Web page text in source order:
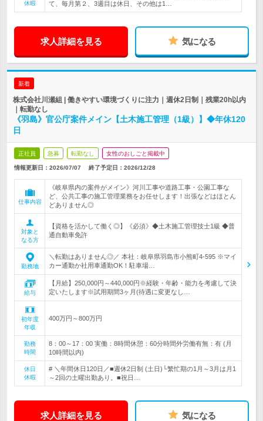
休暇
て、毎月第２、3週目は休日、その他は1…
求人詳細を見る 気になる
新着
株式会社川瀬組 | 働きやすい環境づくりに注力｜週休2日制｜残業20h以内
｜転勤なし
《羽島》官公庁案件メイン【土木施工管理（1級）】◆年休120
日
正社員 急募 転勤なし 女性のおしごと掲載中
情報更新日：2026/07/07 終了予定日： 2026/12/28
仕事内容
《岐阜県内の案件がメイン》河川工事や道路工事・公園工事な
ど、公共工事の施工管理業務をお任せします！出張などはほとん
どありません◎
対象と
なる方
【資格を活かして働く◎】《必須》◆土木施工管理技士1級 ◆普
通自動車免許
勤務地
＼転勤はありません◎／ 本社：岐阜県羽島市小熊町4-595 ※マイ
カー通勤か社用車通勤OK！駐車場…
給与
【月給】250,000円～440,000円※経験・年齢・能力を考慮して決
定いたします※試用期間3ヶ月(待遇に変更なし…
初年度
年収
400万円～800万円
勤務
時間
8：00～17：00 実働：8時間休憩：60分時間外労働有無：有 (月
10時間以内)
休日
休暇
# ＼年間休日120日／■週休2日制 (土日)└繁忙期の1月～3月は月1
～2回の土曜出勤あり。■祝日…
求人詳細を見る 気になる